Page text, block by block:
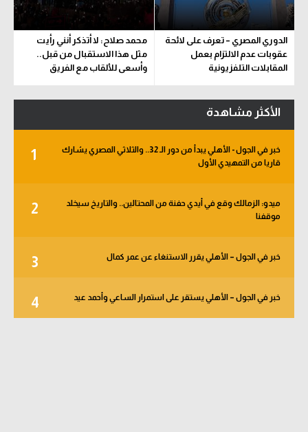
الدوري المصري – تعرف على لائحة
عقوبات عدم الالتزام بعمل
المقابلات التلفزيونية
محمد صلاح: لا أتذكر أنني رأيت
مثل هذا الاستقبال من قبل..
وأسعى للألقاب مع الفريق
الأكثر مشاهدة
1
خبر في الجول - الأهلي يبدأ من دور الـ 32.. والثلاثي المصري يشارك
قاريا من التمهيدي الأول
2
ميدو: الزمالك وقع في أيدي حفنة من المحتالين.. والتاريخ سيخلد
موقفنا
3 خبر في الجول – الأهلي يقرر الاستنغاء عن عمر كمال
4 خبر في الجول – الأهلي يستقر على استمرار الساعي وأحمد عيد